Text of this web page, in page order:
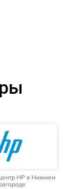
HP в Нижнем